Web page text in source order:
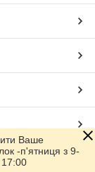
Ваше
-п'ятниця з 9-
17:00